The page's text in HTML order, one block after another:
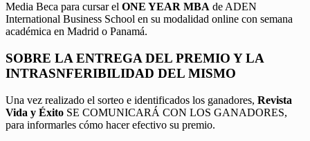
Media Beca para cursar el ONE YEAR MBA de ADEN
International Business School en su modalidad online con semana
académica en Madrid o Panamá.
SOBRE LA ENTREGA DEL PREMIO Y LA
INTRASNFERIBILIDAD DEL MISMO
Una vez realizado el sorteo e identificados los ganadores, Revista
Vida y Éxito SE COMUNICARÁ CON LOS GANADORES,
para informarles cómo hacer efectivo su premio.